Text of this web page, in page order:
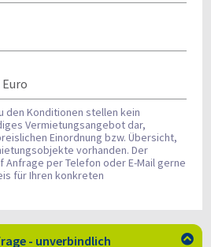
Euro
den Konditionen stellen kein
Vermietungsangebot dar,
Einordnung bzw. Übersicht,
vorhanden. Der
Anfrage per Telefon oder E-Mail gerne
für Ihren konkreten
- unverbindlich 